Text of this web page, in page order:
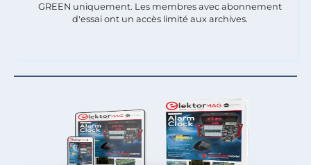
GREEN uniquement. Les membres avec abonnement
d'essai ont un accès limité aux archives.